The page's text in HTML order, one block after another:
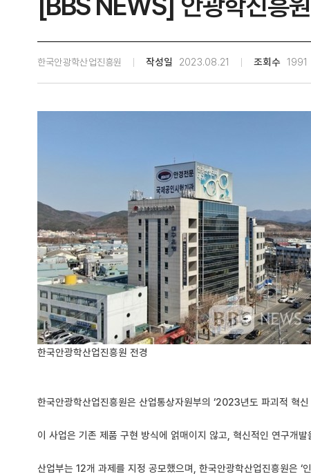
한국안광학산업진흥원 작성일 2023.08.21 조회수 1991
한국안광학산업진흥원 전경
한국안광학산업진흥원은 산업통상자원부의 ‘2023년도 파괴적 혁
이 사업은 기존 제품 구현 방식에 얽매이지 않고, 혁신적인 연구개
산업부는 12개 과제를 지정 공모했으며, 한국안광학산업진흥원은 ‘